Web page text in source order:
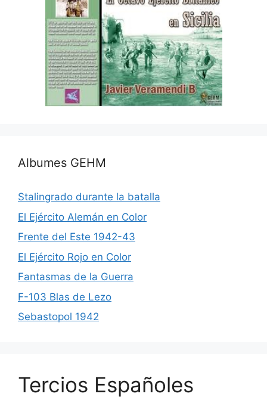
Albumes GEHM
Stalingrado durante la batalla
El Ejército Alemán en Color
Frente del Este 1942-43
El Ejército Rojo en Color
Fantasmas de la Guerra
F-103 Blas de Lezo
Sebastopol 1942
Tercios Españoles